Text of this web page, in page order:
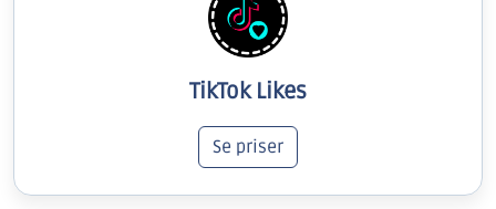
TikTok Likes
Se priser